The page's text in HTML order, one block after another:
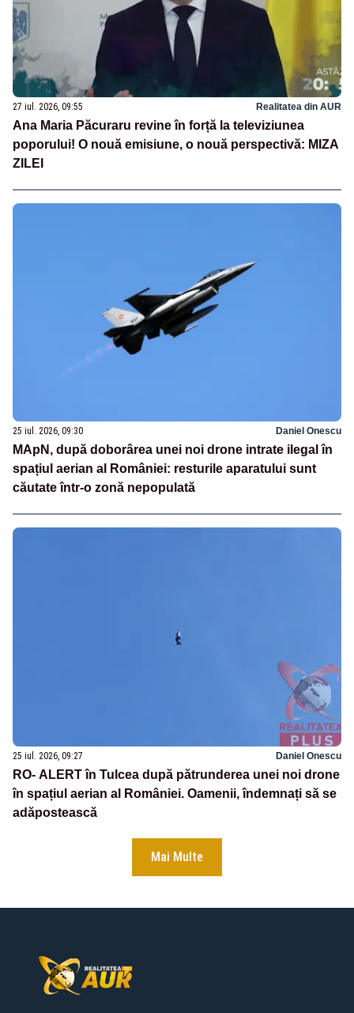
27 iul. 2026, 09:55 Realitatea din AUR
Ana Maria Păcuraru revine în forță la televiziunea
poporului! O nouă emisiune, o nouă perspectivă: MIZA
ZILEI
25 iul. 2026, 09:30 Daniel Onescu
MApN, după doborârea unei noi drone intrate ilegal în
spațiul aerian al României: resturile aparatului sunt
căutate într-o zonă nepopulată
25 iul. 2026, 09:27 Daniel Onescu
RO- ALERT în Tulcea după pătrunderea unei noi drone
în spațiul aerian al României. Oamenii, îndemnați să se
adăpostească
Mai Multe